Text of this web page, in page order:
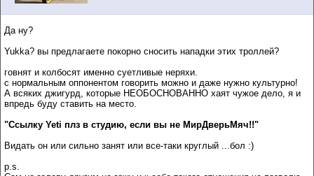
Да ну?
Yukka? вы предлагаете покорно сносить нападки этих троллей?
говнят и колбосят именно суетливые неряхи.
с нормальным оппонентом говорить можно и даже нужно культурно!
А всяких джигурд, которые НЕОБОСНОВАННО хаят чужое дело, я и
впредь буду ставить на место.
"Ссылку Yeti плз в студию, если вы не МирДверьМяч!!"
Видать он или сильно занят или все-таки круглый ...бол :)
p.s.